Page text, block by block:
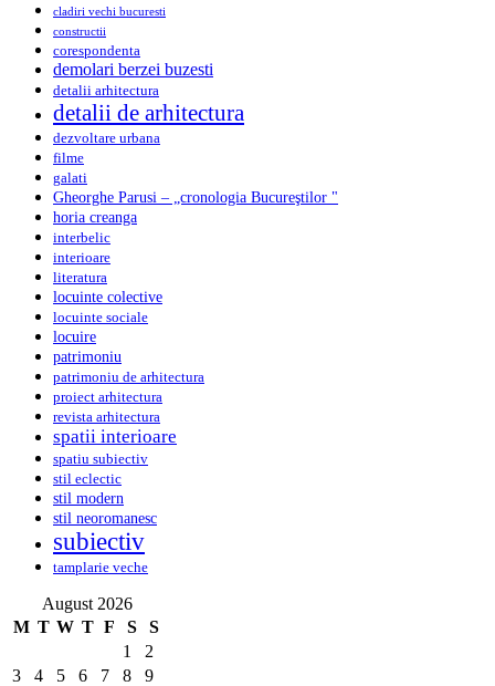
cladiri vechi bucuresti
constructii
corespondenta
demolari berzei buzesti
detalii arhitectura
detalii de arhitectura
dezvoltare urbana
filme
galati
Gheorghe Parusi – „cronologia Bucureştilor "
horia creanga
interbelic
interioare
literatura
locuinte colective
locuinte sociale
locuire
patrimoniu
patrimoniu de arhitectura
proiect arhitectura
revista arhitectura
spatii interioare
spatiu subiectiv
stil eclectic
stil modern
stil neoromanesc
subiectiv
tamplarie veche
August 2026
M T W T F S
S
1
2
3
4 5 6 7 8
9